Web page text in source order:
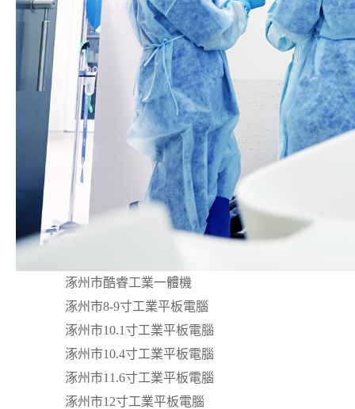
涿州市酷睿工業一體機
涿州市8-9寸工業平板電腦
涿州市10.1寸工業平板電腦
涿州市10.4寸工業平板電腦
涿州市11.6寸工業平板電腦
涿州市12寸工業平板電腦